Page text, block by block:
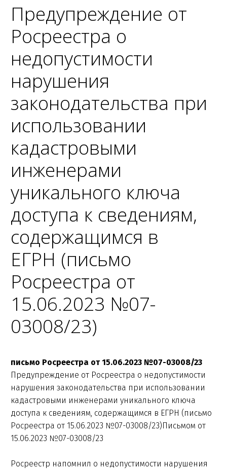
Предупреждение от
Росреестра о
недопустимости
нарушения
законодательства при
использовании
кадастровыми
инженерами
уникального ключа
доступа к сведениям,
содержащимся в
ЕГРН (письмо
Росреестра от
15.06.2023 №07-
03008/23)
письмо Росреестра от 15.06.2023 №07-03008/23
Предупреждение от Росреестра о недопустимости
нарушения законодательства при использовании
кадастровыми инженерами уникального ключа
доступа к сведениям, содержащимся в ЕГРН (письмо
Росреестра от 15.06.2023 №07-03008/23)Письмом от
15.06.2023 №07-03008/23
Росреестр напомнил о недопустимости нарушения